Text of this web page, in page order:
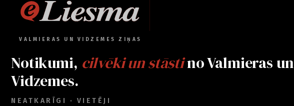
VALMIERAS UN VIDZEMES ZIŅAS
Notikumi, cilvēki un stāstino Valmieras un
Vidzemes.
NEATKARĪGI · VIETĒJI